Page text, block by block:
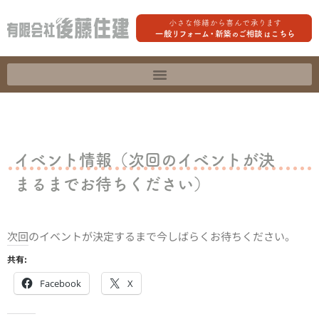
イベント情報（次回のイベントが決
まるまでお待ちください）
次回のイベントが決定するまで今しばらくお待ちください。
共有:
Facebook X